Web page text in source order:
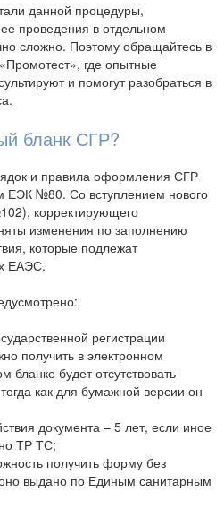
данной процедуры,
проведения в отдельном
сложно. Поэтому обращайтесь в
где опытные
и помогут разобраться в
бланк СГР?
и правила оформления СГР
№80. Со вступлением нового
корректирующего
изменения по заполнению
которые подлежат
ЕАЭС.
регистрации
получить в электронном
будет отсутствовать
как для бумажной версии он
документа – 5 лет, если иное
ТР ТС;
получить форму без
выдано по Единым санитарным